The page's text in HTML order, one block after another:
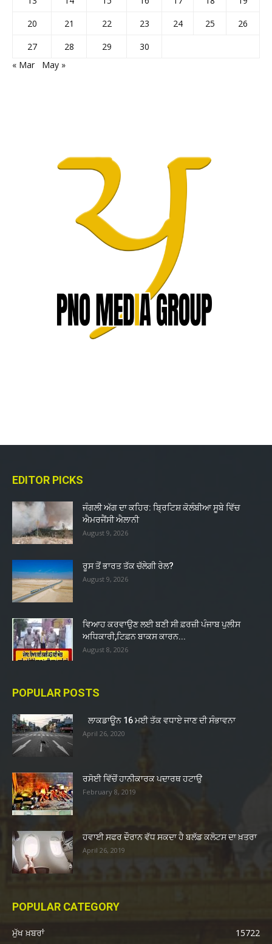
20
21 22 23 24 25
26
27
28 29
30
« Mar
May »
EDITOR PICKS
ਜੰਗਲੀ ਅੱਗ ਦਾ ਕਹਿਰ: ਬ੍ਰਿਟਿਸ਼ ਕੋਲੰਬੀਆ ਸੂਬੇ ਵਿੱਚ
ਐਮਰਜੈਂਸੀ ਐਲਾਨੀ
August 9, 2026
ਰੂਸ ਤੋਂ ਭਾਰਤ ਤੱਕ ਚੱਲੇਗੀ ਰੇਲ?
August 9, 2026
ਵਿਆਹ ਕਰਵਾਉਣ ਲਈ ਬਣੀ ਸੀ ਫ਼ਰਜ਼ੀ ਪੰਜਾਬ ਪੁਲੀਸ
ਅਧਿਕਾਰੀ,ਟਿਫ਼ਨ ਬਾਕਸ ਕਾਰਨ...
August 8, 2026
POPULAR POSTS
ਲਾਕਡਾਊਨ 16 ਮਈ ਤੱਕ ਵਧਾਏ ਜਾਣ ਦੀ ਸੰਭਾਵਨਾ
April 26, 2020
ਰਸੋਈ ਵਿੱਚੋਂ ਹਾਨੀਕਾਰਕ ਪਦਾਰਥ ਹਟਾਉ
February 8, 2019
ਹਵਾਈ ਸਫਰ ਦੌਰਾਨ ਵੱਧ ਸਕਦਾ ਹੈ ਬਲੱਡ ਕਲੋਟਸ ਦਾ ਖ਼ਤਰਾ
April 26, 2019
POPULAR CATEGORY
ਮੁੱਖ ਖ਼ਬਰਾਂ
15722